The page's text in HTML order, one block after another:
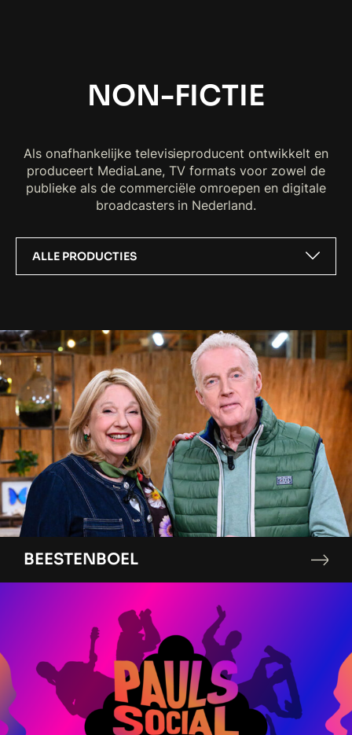
NON-FICTIE
Als onafhankelijke televisieproducent ontwikkelt en
produceert MediaLane, TV formats voor zowel de
publieke als de commerciële omroepen en digitale
broadcasters in Nederland.
ALLE PRODUCTIES
BEESTENBOEL